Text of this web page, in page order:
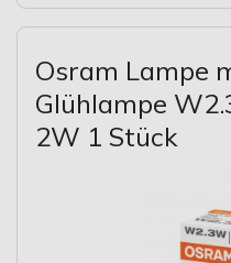
Osram Lampe
Glühlampe
2W 1 Stück